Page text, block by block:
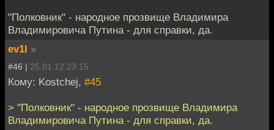
"Полковник" - народное прозвище Владимира
Владимировича Путина - для справки, да.
ev1l »
#46 | 25.01.12 23:15
Кому: Kostchej, #45
> "Полковник" - народное прозвище Владимира
Владимировича Путина - для справки, да.